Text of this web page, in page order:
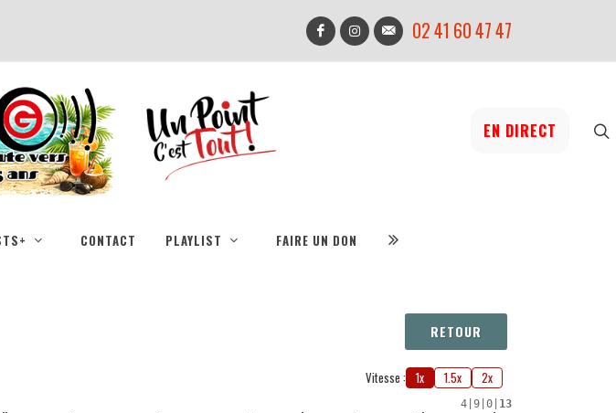
02 41 60 47 47
EN DIRECT
CONTACT PLAYLIST FAIRE UN DON
RETOUR
Vitesse : 1x 1.5x 2x
4 9 0 13